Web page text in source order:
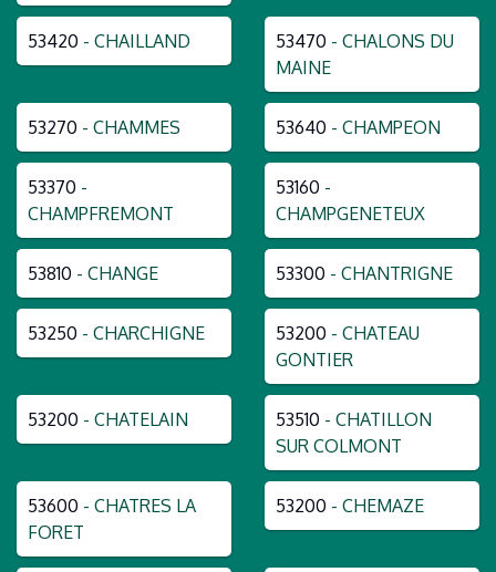
53420 - CHAILLAND 53470 - CHALONS DU
MAINE
53270 - CHAMMES 53640 - CHAMPEON
53370 -
CHAMPFREMONT
53160 -
CHAMPGENETEUX
53810 - CHANGE 53300 - CHANTRIGNE
53250 - CHARCHIGNE 53200 - CHATEAU
GONTIER
53200 - CHATELAIN 53510 - CHATILLON
SUR COLMONT
53600 - CHATRES LA
FORET
53200 - CHEMAZE